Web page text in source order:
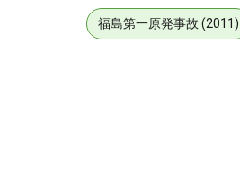
福島第一原発事故 (2011)